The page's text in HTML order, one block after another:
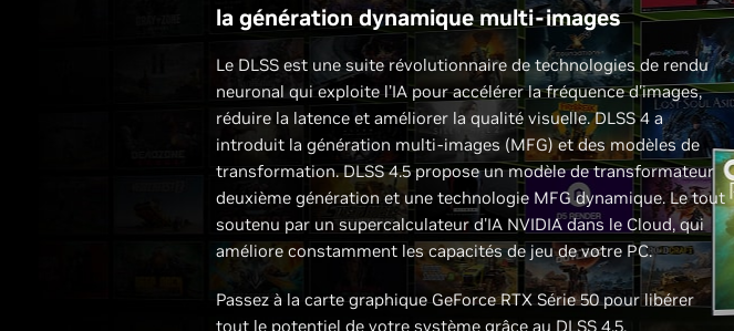
la génération dynamique multi-images
Le DLSS est une suite révolutionnaire de technologies de rendu
neuronal qui exploite l’IA pour accélérer la fréquence d'images,
réduire la latence et améliorer la qualité visuelle. DLSS 4 a
introduit la génération multi-images (MFG) et des modèles de
transformation. DLSS 4.5 propose un modèle de transformateur
deuxième génération et une technologie MFG dynamique. Le tout
soutenu par un supercalculateur d'IA NVIDIA dans le Cloud, qui
améliore constamment les capacités de jeu de votre PC.
Passez à la carte graphique GeForce RTX Série 50 pour libérer
tout le potentiel de votre système grâce au DLSS 4.5.